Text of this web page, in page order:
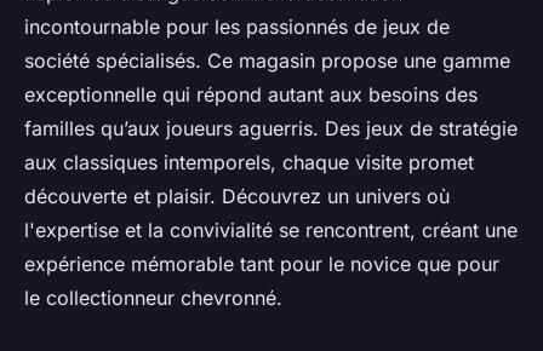
incontournable pour les passionnés de jeux de
société spécialisés. Ce magasin propose une gamme
exceptionnelle qui répond autant aux besoins des
familles qu’aux joueurs aguerris. Des jeux de stratégie
aux classiques intemporels, chaque visite promet
découverte et plaisir. Découvrez un univers où
l'expertise et la convivialité se rencontrent, créant une
expérience mémorable tant pour le novice que pour
le collectionneur chevronné.